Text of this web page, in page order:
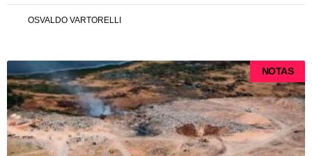
OSVALDO VARTORELLI
NOTAS